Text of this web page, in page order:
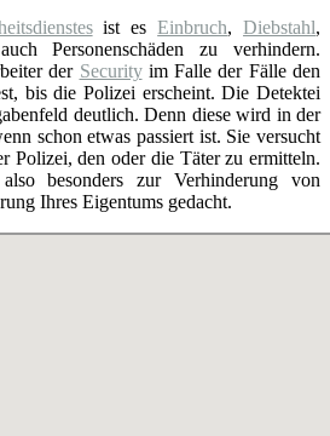
ist esEinbruch,Diebstahl,
Personenschäden zu verhindern.
der Securityim Falle der Fälle den
bis die Polizei erscheint. Die Detektei
deutlich. Denn diese wird in der
schon etwas passiert ist. Sie versucht
Polizei, den oder die Täter zu ermitteln.
besonders zur Verhinderung von
Ihres Eigentums gedacht.